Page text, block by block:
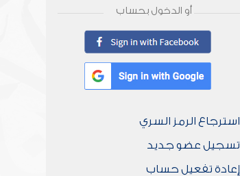
أو الدخول بحساب
استرجاع الرمز السري
تسجيل عضو جديد
إعادة تفعيل حساب